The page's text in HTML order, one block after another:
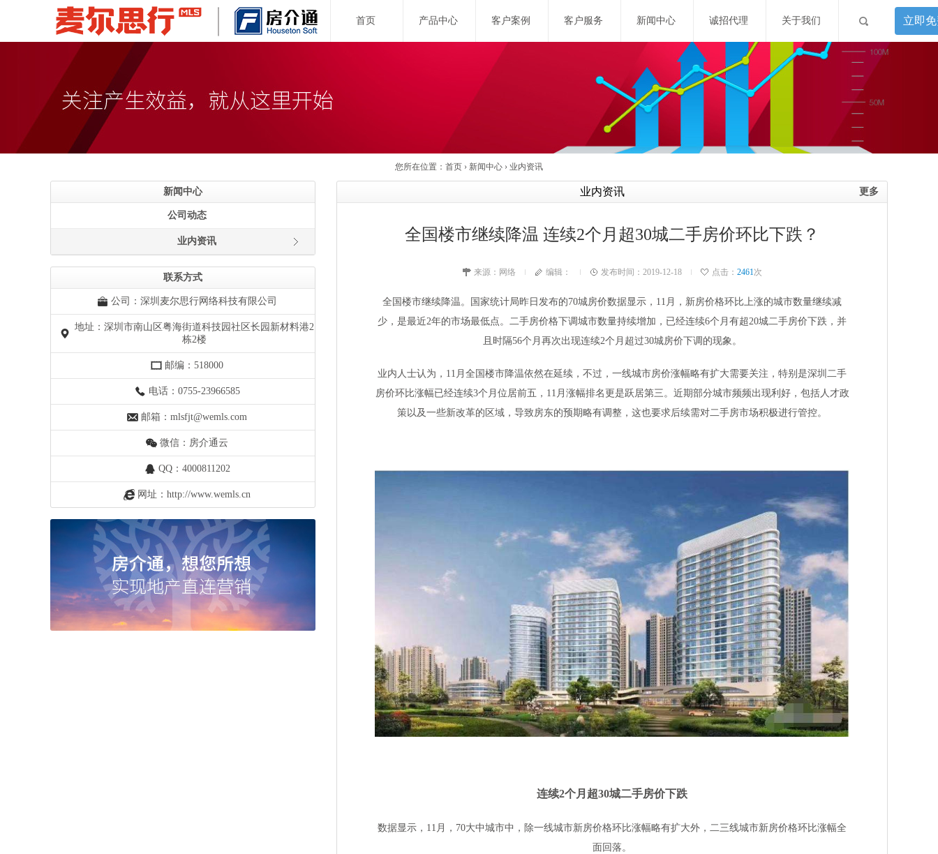
首页 产品中心 客户案例 客户服务 新闻中心 诚招代理 关于我们 立即
您所在位置： 首页 › 新闻中心 › 业内资讯
新闻中心
公司动态
业内资讯
联系方式
公司：深圳麦尔思行网络科技有限公司
地址：深圳市南山区粤海街道科技园社区长园新材料港2
栋2楼
邮编：518000
电话：0755-23966585
邮箱：mlsfjt@wemls.com
微信：房介通云
QQ：4000811202
网址：http://www.wemls.cn
更多
业内资讯
全国楼市继续降温 连续2个月超30城二手房价环比下跌？
来源： 网络 编辑： 发布时间：2019-12-18 点击： 2461次
全国楼市继续降温。国家统计局昨日发布的70城房价数据显示，11月，新房价格环比上涨的城市数量继续减
少，是最近2年的市场最低点。二手房价格下调城市数量持续增加，已经连续6个月有超20城二手房价下跌，并
且时隔56个月再次出现连续2个月超过30城房价下调的现象。
业内人士认为，11月全国楼市降温依然在延续，不过，一线城市房价涨幅略有扩大需要关注，特别是深圳二手
房价环比涨幅已经连续3个月位居前五，11月涨幅排名更是跃居第三。近期部分城市频频出现利好，包括人才政
策以及一些新改革的区域，导致房东的预期略有调整，这也要求后续需对二手房市场积极进行管控。
连续2个月超30城二手房价下跌
数据显示，11月，70大中城市中，除一线城市新房价格环比涨幅略有扩大外，二三线城市新房价格环比涨幅全
面回落。